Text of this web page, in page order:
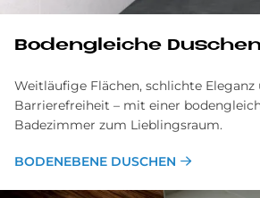
Bo­den­gleiche Du­schen
Weitläufige Flächen, schlichte Eleganz
Barrierefreiheit – mit einer
Badezimmer zum Lieblingsraum.
BODENEBENE DUSCHEN